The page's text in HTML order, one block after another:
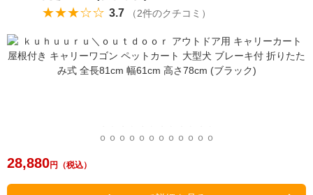
★★★☆☆ 3.7 （2件のクチコミ）
28,880